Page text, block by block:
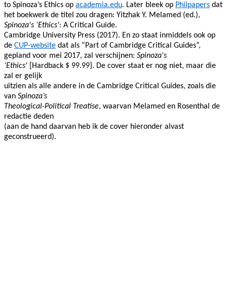
to Spinoza’s Ethics op academia.edu. Later bleek op Philpapers dat
het boekwerk de titel zou dragen: Yitzhak Y. Melamed (ed.),
Spinoza's ‘Ethics': A Critical Guide.
Cambridge University Press (2017). En zo staat inmiddels ook op
de CUP-website dat als “Part of Cambridge Critical Guides”,
gepland voor mei 2017, zal verschijnen: Spinoza's
‘Ethics' [Hardback $ 99.99}. De cover staat er nog niet, maar die
zal er gelijk
uitzien als alle andere in de Cambridge Critical Guides, zoals die
van Spinoza’s
Theological-Political Treatise, waarvan Melamed en Rosenthal de
redactie deden
(aan de hand daarvan heb ik de cover hieronder alvast
geconstrueerd).